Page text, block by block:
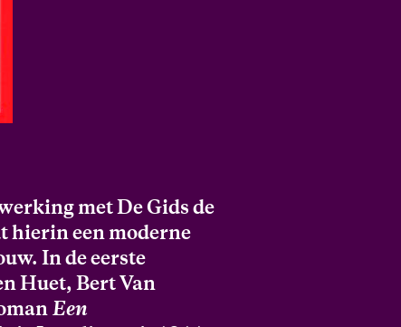
met De Gids de
hierin een moderne
In de eerste
Huet, Bert Van
Een